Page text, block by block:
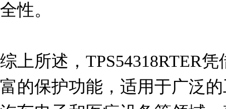
全性。
综上所述，TPS54318RTER
富的保护功能，适用于广泛